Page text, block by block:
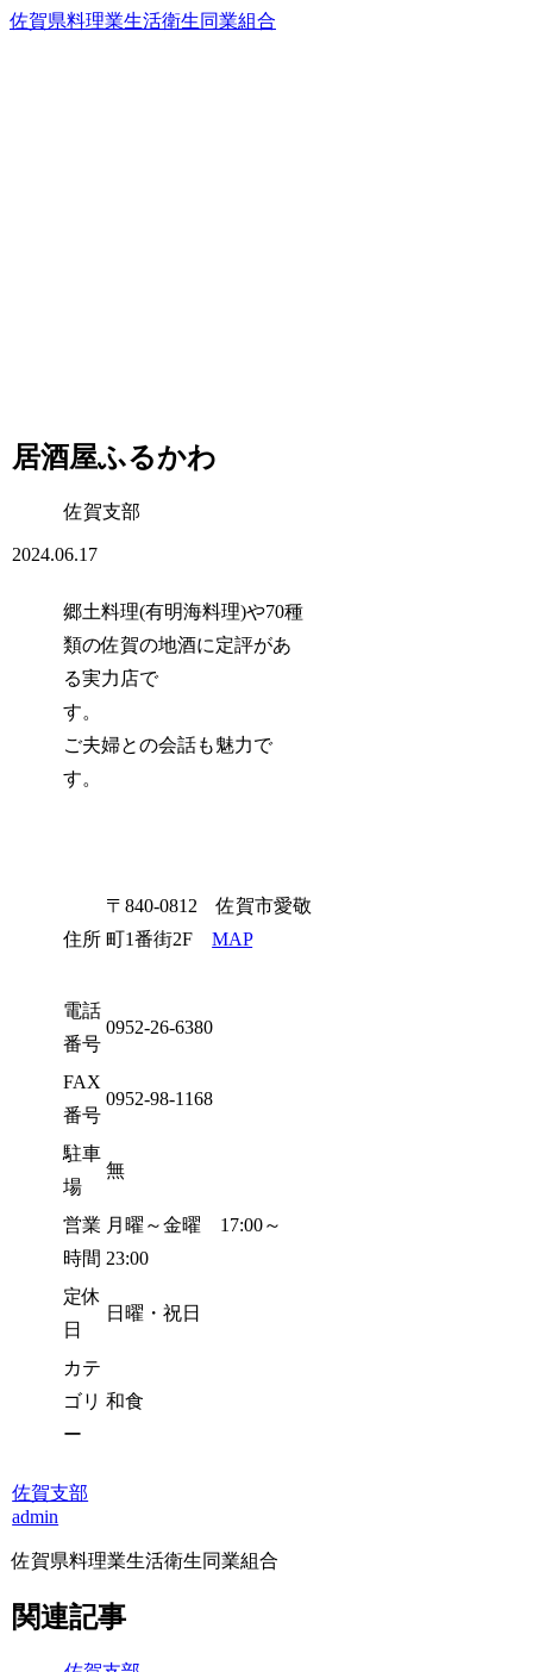
佐賀県料理業生活衛生同業組合
居酒屋ふるかわ
佐賀支部
2024.06.17
郷土料理(有明海料理)や70種
類の佐賀の地酒に定評があ
る実力店で
す。
ご夫婦との会話も魅力で
す。
住所
〒840-0812 佐賀市愛敬
町1番街2FMAP
電話
番号
0952-26-6380
FAX
番号
0952-98-1168
駐車
場
無
営業
時間
月曜～金曜 17:00～
23:00
定休
日
日曜・祝日
カテ
ゴリ
ー
和食
佐賀支部
admin
佐賀県料理業生活衛生同業組合
関連記事